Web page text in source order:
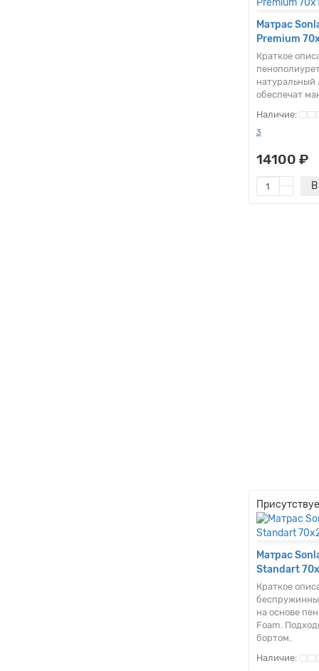
Матрас
Premium
Краткое
натуральный
обеспечат
3
14100 ₽
Матрас
Standart
Краткое
на основе
Foam.
бортом.